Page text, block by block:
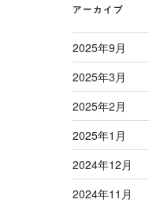
アーカイブ
2025年9月
2025年3月
2025年2月
2025年1月
2024年12月
2024年11月